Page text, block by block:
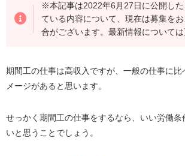
※本記事は2022年6月27日に公開した
ている内容について、現在は募集を
合がございます。最新情報については
期間工の仕事は高収入ですが、一般の仕事に比
メージがあると思います。
せっかく期間工の仕事をするなら、いい労働条
いと思うことでしょう。